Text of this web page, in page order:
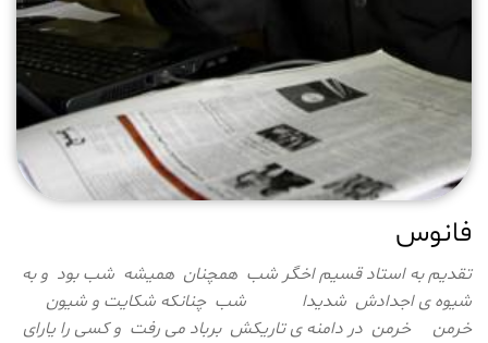
فانوس
تقدیم به استاد قسیم اخگر شب همچنان همیشه شب بود و به
شیوه ی اجدادش شدیدا شب چنانکه شکایت و شیون
خرمن خرمن در دامنه ی تاریکش برباد می رفت و کسی را یارای